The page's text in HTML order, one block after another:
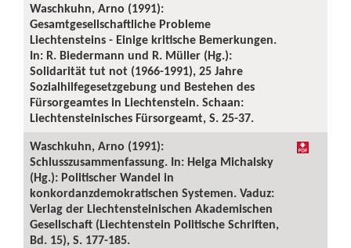
Waschkuhn, Arno (1991):
Gesamtgesellschaftliche Probleme
Liechtensteins - Einige kritische Bemerkungen.
In: R. Biedermann und R. Müller (Hg.):
Solidarität tut not (1966-1991), 25 Jahre
Sozialhilfegesetzgebung und Bestehen des
Fürsorgeamtes in Liechtenstein. Schaan:
Liechtensteinisches Fürsorgeamt, S. 25-37.
Waschkuhn, Arno (1991):
Schlusszusammenfassung. In: Helga Michalsky
(Hg.): Politischer Wandel in
konkordanzdemokratischen Systemen. Vaduz:
Verlag der Liechtensteinischen Akademischen
Gesellschaft (Liechtenstein Politische Schriften,
Bd. 15), S. 177-185.